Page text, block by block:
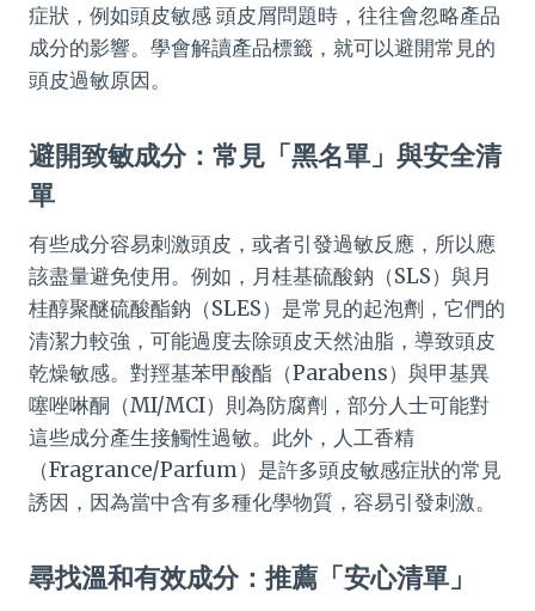
症狀，例如頭皮敏感 頭皮屑問題時，往往會忽略產品
成分的影響。學會解讀產品標籤，就可以避開常見的
頭皮過敏原因。
避開致敏成分：常見「黑名單」與安全清
單
有些成分容易刺激頭皮，或者引發過敏反應，所以應
該盡量避免使用。例如，月桂基硫酸鈉（SLS）與月
桂醇聚醚硫酸酯鈉（SLES）是常見的起泡劑，它們的
清潔力較強，可能過度去除頭皮天然油脂，導致頭皮
乾燥敏感。對羥基苯甲酸酯（Parabens）與甲基異
噻唑啉酮（MI/MCI）則為防腐劑，部分人士可能對
這些成分產生接觸性過敏。此外，人工香精
（Fragrance/Parfum）是許多頭皮敏感症狀的常見
誘因，因為當中含有多種化學物質，容易引發刺激。
尋找溫和有效成分：推薦「安心清單」